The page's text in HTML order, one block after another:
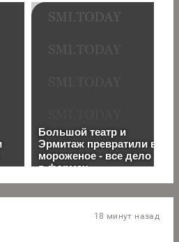
18 минут назад